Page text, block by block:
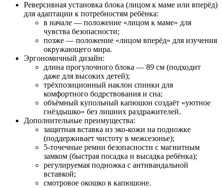
Реверсивная установка блока (лицом к маме или вперёд)
для адаптации к потребностям ребёнка:
в начале — положение «лицом к маме» для
чувства безопасности;
позже — положение «лицом вперёд» для изучения
окружающего мира.
Эргономичный дизайн:
длина прогулочного блока — 89 см (подходит
даже для высоких детей);
трёхпозиционный наклон спинки для
комфортного бодрствования и сна;
объёмный купольный капюшон создаёт «уютное
гнёздышко» без лишних раздражителей.
Дополнительные преимущества:
защитная вставка из эко-кожи на подножке
(поддерживает чистоту в межсезонье);
5-точечные ремни безопасности с магнитным
замком (быстрая посадка и высадка ребёнка);
регулируемая подножка с антивандальной
вставкой;
смотровое окошко в капюшоне.